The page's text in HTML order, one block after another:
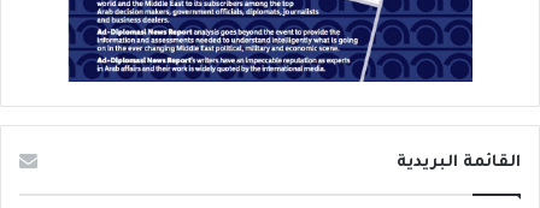
القائمة البريدية